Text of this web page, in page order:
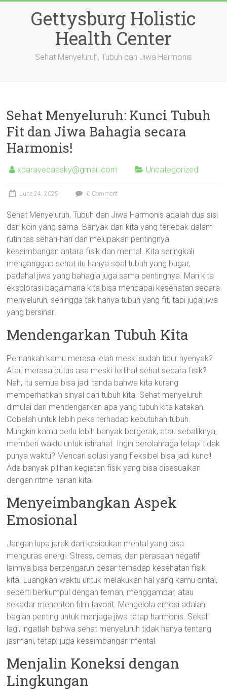
Gettysburg Holistic
Health Center
Sehat Menyeluruh, Tubuh dan Jiwa Harmonis
Sehat Menyeluruh: Kunci Tubuh
Fit dan Jiwa Bahagia secara
Harmonis!
xbaravecaasky@gmail.com Uncategorized
June 24, 2025 0 Comment
Sehat Menyeluruh, Tubuh dan Jiwa Harmonis adalah dua sisi
dari koin yang sama. Banyak dari kita yang terjebak dalam
rutinitas sehari-hari dan melupakan pentingnya
keseimbangan antara fisik dan mental. Kita seringkali
menganggap sehat itu hanya soal tubuh yang bugar,
padahal jiwa yang bahagia juga sama pentingnya. Mari kita
eksplorasi bagaimana kita bisa mencapai kesehatan secara
menyeluruh, sehingga tak hanya tubuh yang fit, tapi juga jiwa
yang bersinar!
Mendengarkan Tubuh Kita
Pernahkah kamu merasa lelah meski sudah tidur nyenyak?
Atau merasa putus asa meski terlihat sehat secara fisik?
Nah, itu semua bisa jadi tanda bahwa kita kurang
memperhatikan sinyal dari tubuh kita. Sehat menyeluruh
dimulai dari mendengarkan apa yang tubuh kita katakan.
Cobalah untuk lebih peka terhadap kebutuhan tubuh.
Mungkin kamu perlu lebih banyak bergerak, atau sebaliknya,
memberi waktu untuk istirahat. Ingin berolahraga tetapi tidak
punya waktu? Mencari solusi yang fleksibel bisa jadi kunci!
Ada banyak pilihan kegiatan fisik yang bisa disesuaikan
dengan ritme harian kita.
Menyeimbangkan Aspek
Emosional
Jangan lupa jarak dari kesibukan mental yang bisa
menguras energi. Stress, cemas, dan perasaan negatif
lainnya bisa berpengaruh besar terhadap kesehatan fisik
kita. Luangkan waktu untuk melakukan hal yang kamu cintai,
seperti berkumpul dengan teman, menggambar, atau
sekadar menonton film favorit. Mengelola emosi adalah
bagian penting untuk menjaga jiwa tetap harmonis. Sekali
lagi, ingatlah bahwa sehat menyeluruh tidak hanya tentang
jasmani, tetapi juga keseimbangan mental.
Menjalin Koneksi dengan
Lingkungan